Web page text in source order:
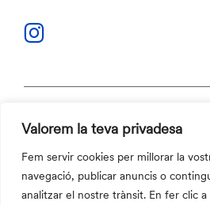
Valorem la teva privadesa
Fem servir cookies per millorar la
navegació, publicar anuncis o
analitzar el nostre trànsit. En fer clic
Política de privacitat
Política de cookies
Codi ètic i Canal ètic
Contacte